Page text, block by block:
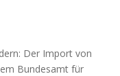
Der Import von
Bundesamt für